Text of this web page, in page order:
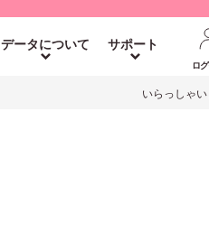
データについて サポート
ロ
いらっしゃい